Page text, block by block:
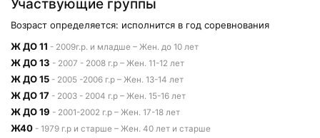
Участвующие группы
Возраст определяется: исполнится в год соревнования
Ж ДО 11 - 2009г.р. и младше – Жен. до 10 лет
Ж ДО 13 - 2007 - 2008 г.р – Жен. 11-12 лет
Ж ДО 15 - 2005 -2006 г.р – Жен. 13-14 лет
Ж ДО 17 - 2003 - 2004 г.р – Жен. 15-16 лет
Ж ДО 19 - 2001-2002 г.р – Жен. 17-18 лет
Ж40 - 1979 г.р и старше – Жен. 40 лет и старше